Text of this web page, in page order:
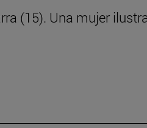
(15). Una mujer